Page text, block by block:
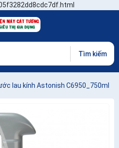
Tìm kiếm
lau kính Astonish C6950_750ml